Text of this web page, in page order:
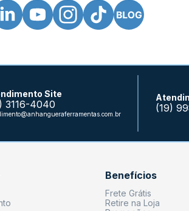
Site
3116-4040 (19)
Benefícios
Frete Grátis
Retire na Loja